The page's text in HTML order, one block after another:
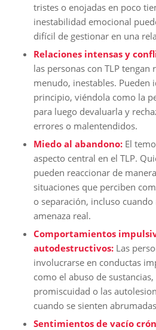
tristes o enojadas en poco
inestabilidad emocional
difícil de gestionar en una
Relaciones intensas y
las personas con TLP tengan
menudo, inestables. Pueden
principio, viéndola como la
para luego devaluarla y
errores o malentendidos.
Miedo al abandono: El
aspecto central en el TLP.
pueden reaccionar de
situaciones que perciben
o separación, incluso cuando
amenaza real.
Comportamientos
autodestructivos: Las
involucrarse en conductas
como el abuso de
promiscuidad o las
cuando se sienten
Sentimientos de vacío